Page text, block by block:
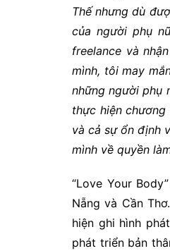
Thế nhưng dù
của người phụ
freelance và
mình, tôi may
những người phụ
thực hiện
và cả sự ổn định
mình về quyền
“Love Your
Nẵng và Cần
hiện ghi hình
phát triển bản